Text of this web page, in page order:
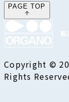
PAGE TOP
Copyright ©
Rights